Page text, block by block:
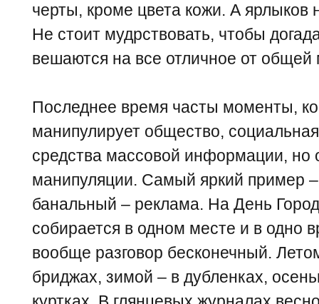
черты, кроме цвета кожи. А
Не стоит мудрствовать, чтобы
вешаются на все отличное от
Последнее время часты моменты,
манипулирует общество, социальная
средства массовой информации, но
манипуляции. Самый яркий пример
банальный – реклама. На День
собирается в одном месте и в одно
вообще разговор бесконечный.
бриджах, зимой – в дубленках,